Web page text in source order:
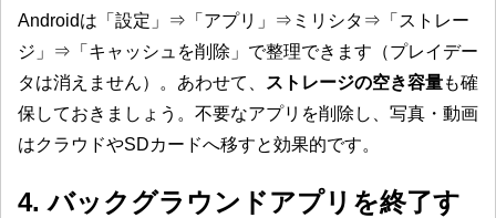
Androidは「設定」⇒「アプリ」⇒ミリシタ⇒「ストレー
ジ」⇒「キャッシュを削除」で整理できます（プレイデー
タは消えません）。あわせて、
ストレージの空き容量も確
保しておきましょう。不要なアプリを削除し、写真・動画
はクラウドやSDカードへ移すと効果的です。
4. バックグラウンドアプリを終了す